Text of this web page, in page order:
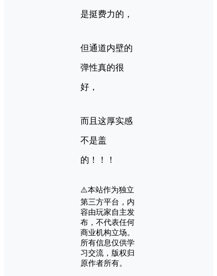
是挺费力的，
但通道内壁的
弹性真的很
好，
而且这厚实感
不是盖
的！！！
⚠️本站作为独立
第三方平台，内
容由玩家自主发
布，不代表任何
商业机构立场。
所有信息仅供学
习交流，版权归
原作者所有。